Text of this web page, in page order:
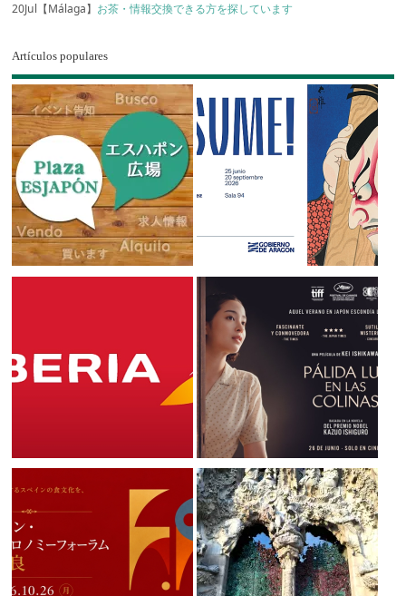
20Jul【Málaga】 お茶・情報交換できる方を探しています
Artículos populares